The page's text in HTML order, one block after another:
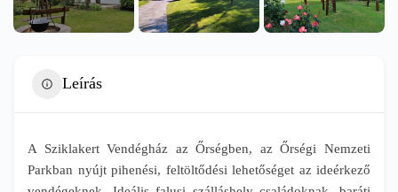
Leírás
A Sziklakert Vendégház az Őrségben, az Őrségi Nemzeti
Parkban nyújt pihenési, feltöltődési lehetőséget az ideérkező